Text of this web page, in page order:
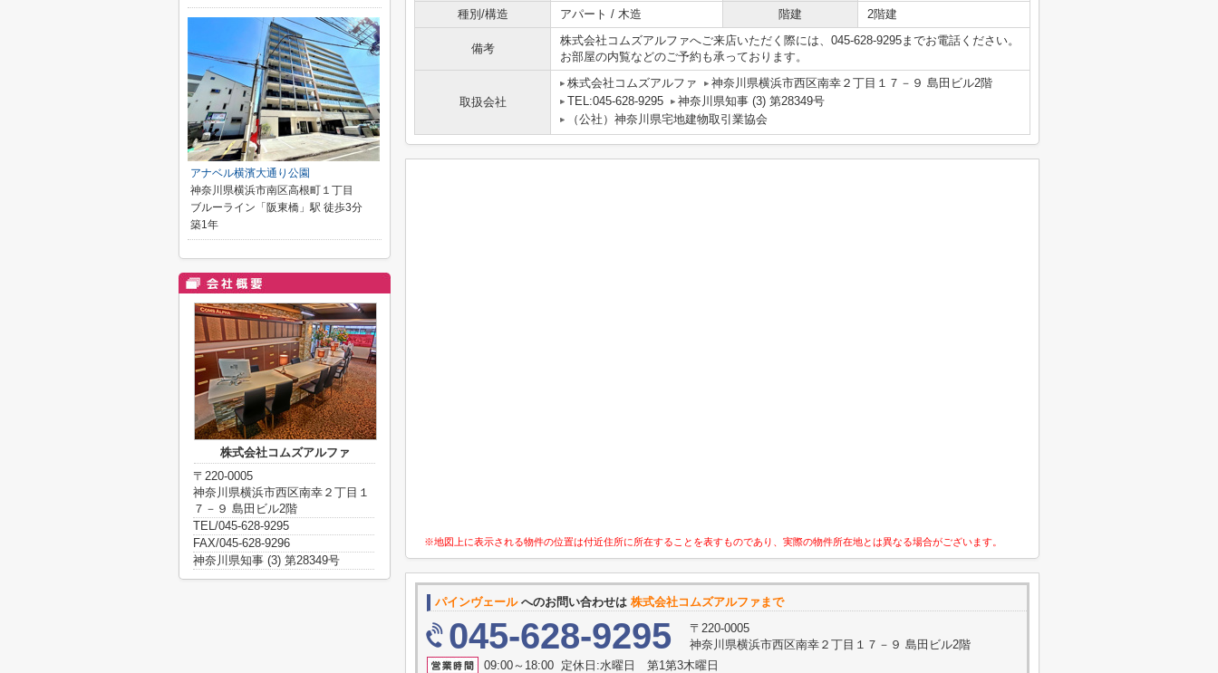
種別/構造
アパート / 木造 階建 2階建
備考
株式会社コムズアルファへご来店いただく際には、045-628-9295までお電話ください。
お部屋の内覧などのご予約も承っております。
取扱会社
株式会社コムズアルファ
神奈川県横浜市西区南幸２丁目１７－９ 島田ビル2階
TEL:045-628-9295
神奈川県知事 (3) 第28349号
（公社）神奈川県宅地建物取引業協会
※地図上に表示される物件の位置は付近住所に所在することを表すものであり、実際の物件所在地とは異なる場合がございます。
パインヴェールへのお問い合わせは 株式会社コムズアルファまで
045-628-9295
〒220-0005
神奈川県横浜市西区南幸２丁目１７－９ 島田ビル2階
09:00～18:00 定休日:水曜日 第1第3木曜日
アナベル横濱大通り公園
神奈川県横浜市南区高根町１丁目
ブルーライン「阪東橋」駅 徒歩3分
築1年
株式会社コムズアルファ
〒220-0005
神奈川県横浜市西区南幸２丁目１
７－９ 島田ビル2階
TEL/045-628-9295
FAX/045-628-9296
神奈川県知事 (3) 第28349号